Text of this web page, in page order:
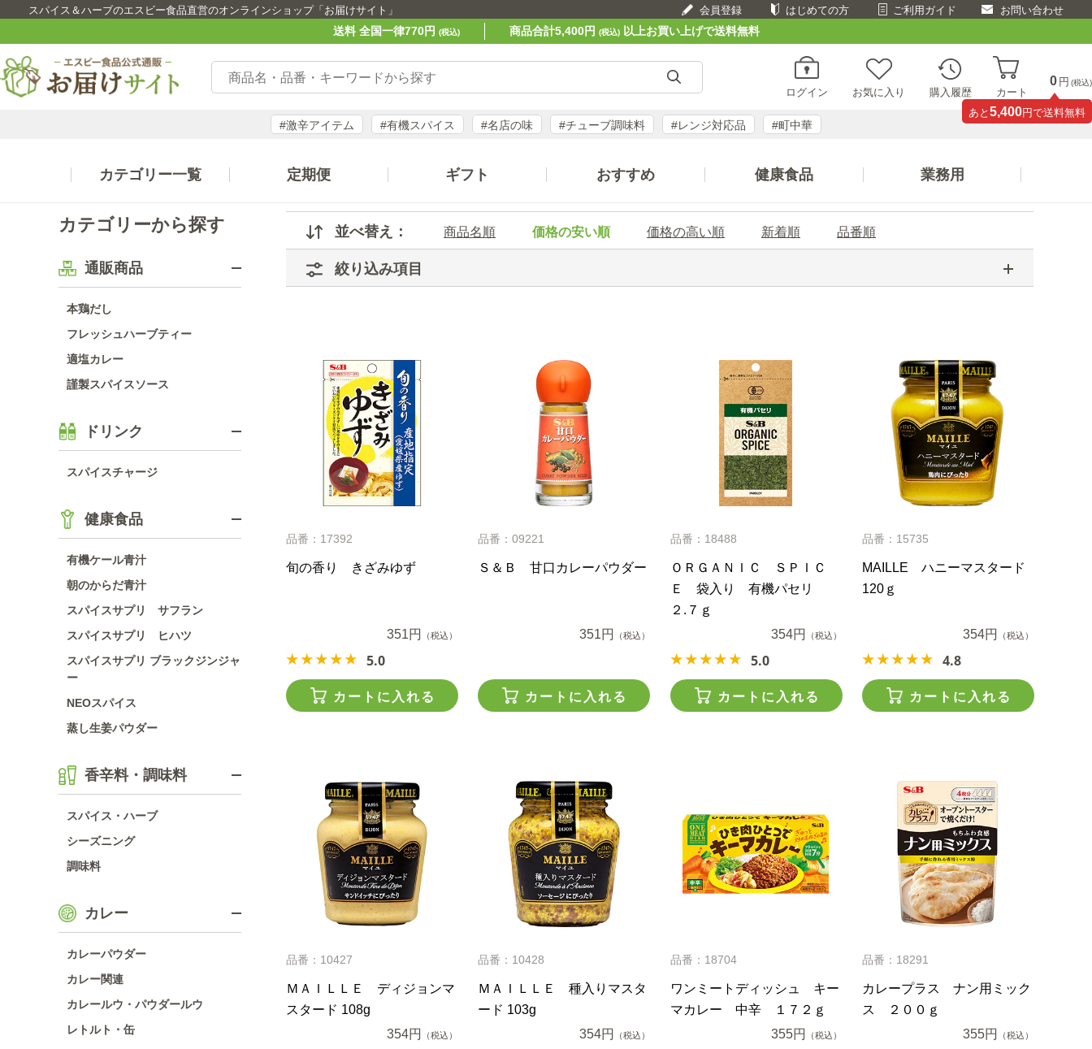
スパイス＆ハーブのエスビー食品直営のオンラインショップ「お届けサイト」 会員登録 はじめての方 ご利用ガイド お問い合わせ
送料 全国一律770円 (税込) 商品合計5,400円 (税込)以上お買い上げで送料無料
ログイン お気に入り 購入履歴 カート
0 円 (税込)
あと 5,400円で送料無料
#激辛アイテム #有機スパイス #名店の味 #チューブ調味料 #レンジ対応品 #町中華
カテゴリー一覧 定期便 ギフト おすすめ 健康食品 業務用
カテゴリーから探す
通販商品
本鶏だし
フレッシュハーブティー
適塩カレー
謹製スパイスソース
ドリンク
スパイスチャージ
健康食品
有機ケール青汁
朝のからだ青汁
スパイスサプリ サフラン
スパイスサプリ ヒハツ
スパイスサプリ ブラックジンジャ
ー
NEOスパイス
蒸し生姜パウダー
香辛料・調味料
スパイス・ハーブ
シーズニング
調味料
カレー
カレーパウダー
カレー関連
カレールウ・パウダールウ
レトルト・缶
並べ替え： 商品名順 価格の安い順 価格の高い順 新着順 品番順
絞り込み項目
品番：17392
旬の香り きざみゆず
351円 （税込）
5.0
カートに入れる
品番：09221
Ｓ＆Ｂ 甘口カレーパウダー
351円 （税込）
カートに入れる
品番：18488
ＯＲＧＡＮＩＣ ＳＰＩＣ
Ｅ 袋入り 有機パセリ
２.７ｇ
354円
（税込）
5.0
カートに入れる
品番：15735
MAILLE ハニーマスタード
120ｇ
354円 （税込）
4.8
カートに入れる
品番：10427
ＭＡＩＬＬＥ ディジョンマ
スタード 108g
354円
（税込）
品番：10428
ＭＡＩＬＬＥ 種入りマスタ
ード 103g
354円
（税込）
品番：18704
ワンミートディッシュ キー
マカレー 中辛 １７２ｇ
355円
（税込）
品番：18291
カレープラス ナン用ミック
ス ２００ｇ
355円
（税込）